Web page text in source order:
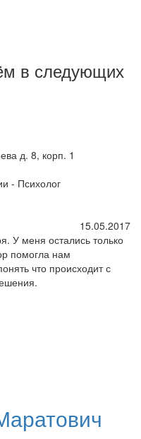
в следующих
д. 8, корп. 1
- Психолог
15.05.2017
У меня остались только
помогла нам
что происходит с